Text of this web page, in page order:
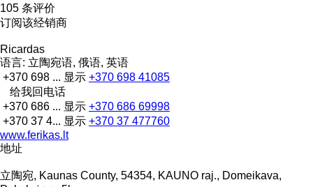
105 条评价
订阅该经销商
Ricardas
语言: 立陶宛语, 俄语, 英语
+370 698 ... 显示 +370 698 41085
给我回电话
+370 686 ... 显示 +370 686 69998
+370 37 4... 显示 +370 37 477760
www.ferikas.lt
地址
立陶宛, Kaunas County, 54354, KAUNO raj., Domeikava,